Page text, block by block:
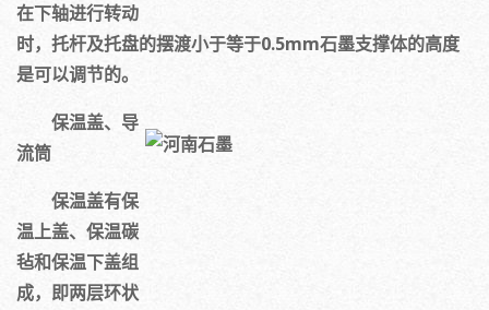
在下轴进行转动
时，托杆及托盘的摆渡小于等于0.5mm石墨支撑体的高度
是可以调节的。
保温盖、导
流筒
保温盖有保
温上盖、保温碳
毡和保温下盖组
成，即两层环状